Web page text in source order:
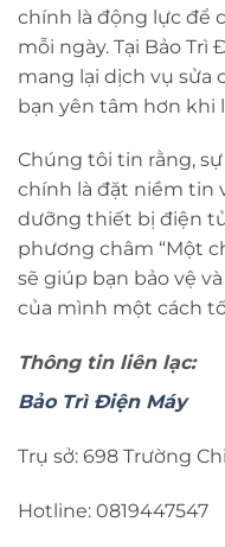
chính là động lực để
mỗi ngày. Tại Bảo
mang lại dịch vụ sửa
bạn yên tâm hơn khi
Chúng tôi tin rằng,
chính là đặt niềm tin
dưỡng thiết bị điện
phương châm “Một
sẽ giúp bạn bảo vệ
của mình một cách
Thông tin liên lạc:
Bảo Trì Điện Máy
Trụ sở: 698 Trường
Hotline: 0819447547